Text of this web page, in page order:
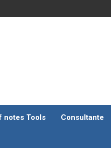
notes Tools Consultante